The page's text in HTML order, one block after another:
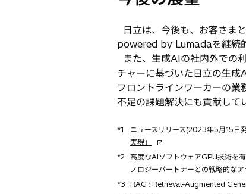
日立は、今後も、お客さま
powered by Lumadaを継続
また、生成AIの社内外での
チャーに基づいた日立の生
フロントラインワーカーの
不足の課題解決にも貢献して
*1
ニュースリリース(2023年5月15日
実現」
新
し
い
*2 高度なAIソフトウェアGPU技術を
ノロジーパートナーとの戦略的な
*3 RAG : Retrieval-Augmented